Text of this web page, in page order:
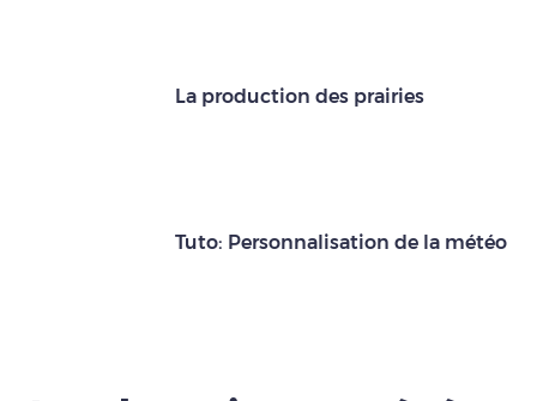
La production des prairies
Tuto: Personnalisation de la météo